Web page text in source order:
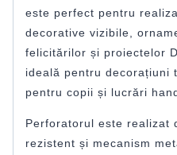
este perfect pentru
decorative vizibile,
felicitărilor și proiectelor
ideală pentru decorațiuni
pentru copii și lucrări
Perforatorul este realizat
rezistent și mecanism